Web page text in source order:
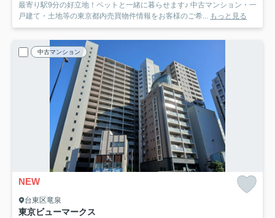
最寄り駅9分の好立地！ペットと一緒に暮らせます♪ 中古マンション・一
戸建て・土地等の東京都内売買物件情報をお客様のご希... もっと見る
中古マンション
NEW
台東区竜泉
東京ビューマークス